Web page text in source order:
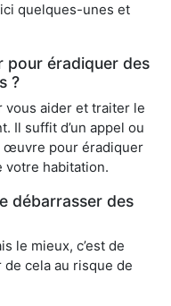
quelques-unes et
pour éradiquer des
?
vous aider et traiter le
Il suffit d’un appel ou
œuvre pour éradiquer
votre habitation.
débarrasser des
le mieux, c’est de
de cela au risque de